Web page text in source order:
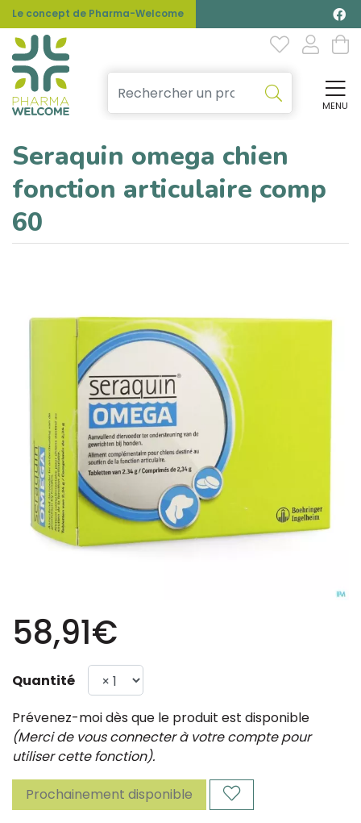
Le concept de Pharma-Welcome
MENU
Seraquin omega chien
fonction articulaire comp
60
58,91€
Quantité
Prévenez-moi dès que le produit est disponible
(Merci de vous connecter à votre compte pour
utiliser cette fonction).
Prochainement disponible